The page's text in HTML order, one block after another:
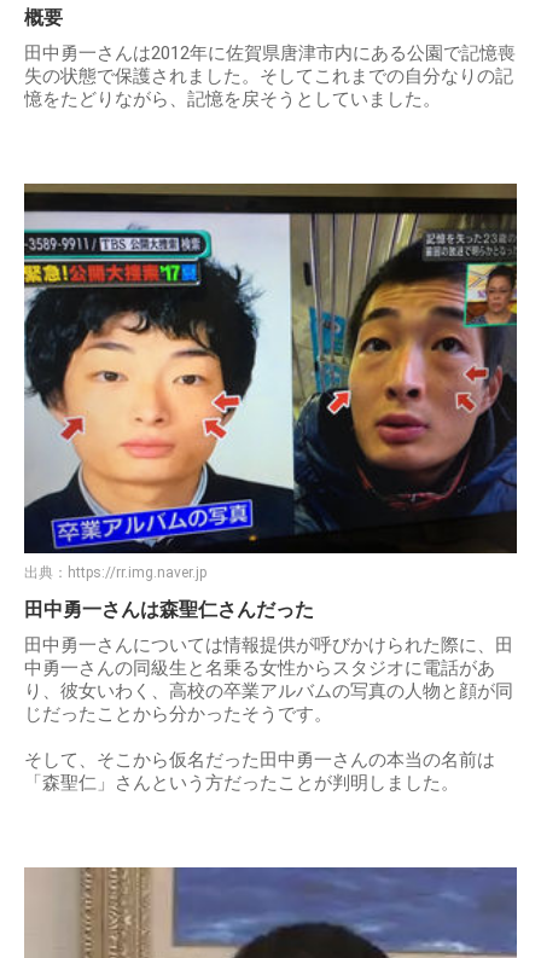
概要
田中勇一さんは2012年に佐賀県唐津市内にある公園で記憶喪
失の状態で保護されました。そしてこれまでの自分なりの記
憶をたどりながら、記憶を戻そうとしていました。
出典： https://rr.img.naver.jp
田中勇一さんは森聖仁さんだった
田中勇一さんについては情報提供が呼びかけられた際に、田
中勇一さんの同級生と名乗る女性からスタジオに電話があ
り、彼女いわく、高校の卒業アルバムの写真の人物と顔が同
じだったことから分かったそうです。
そして、そこから仮名だった田中勇一さんの本当の名前は
「森聖仁」さんという方だったことが判明しました。